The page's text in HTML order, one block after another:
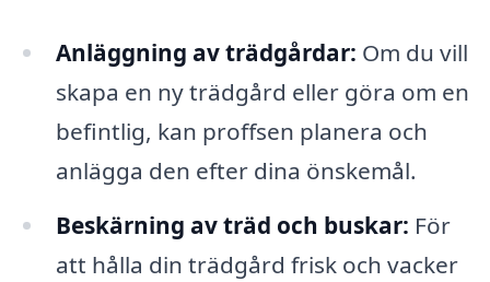
Anläggning av trädgårdar: Om du vill
skapa en ny trädgård eller göra om en
befintlig, kan proffsen planera och
anlägga den efter dina önskemål.
Beskärning av träd och buskar: För
att hålla din trädgård frisk och vacker